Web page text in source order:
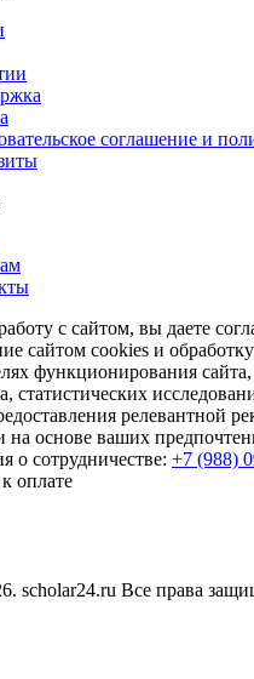
соглашение и
с сайтом, вы даете
сайтом cookies и
функционирования
статистических
релевантной
основе ваших
о сотрудничестве: +7 (988)
оплате
scholar24.ru Все права